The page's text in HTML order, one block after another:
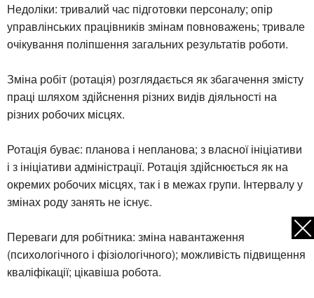
Недоліки: тривалий час підготовки персоналу; опір
управлінських працівників змінам повноважень; тривале
очікування поліпшення загальних результатів роботи.
Зміна робіт (ротація) розглядається як збагачення змісту
праці шляхом здійснення різних видів діяльності на
різних робочих місцях.
Ротація буває: планова і непланова; з власної ініціативи
і з ініціативи адміністрації. Ротація здійснюється як на
окремих робочих місцях, так і в межах групи. Інтервалу у
змінах роду занять не існує.
Переваги для робітника: зміна навантаження
(психологічного і фізіологічного); можливість підвищення
кваліфікації; цікавіша робота.